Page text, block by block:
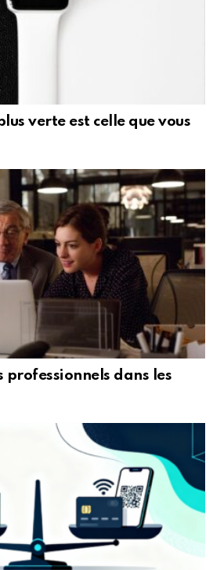
verte est celle que vous
professionnels dans les